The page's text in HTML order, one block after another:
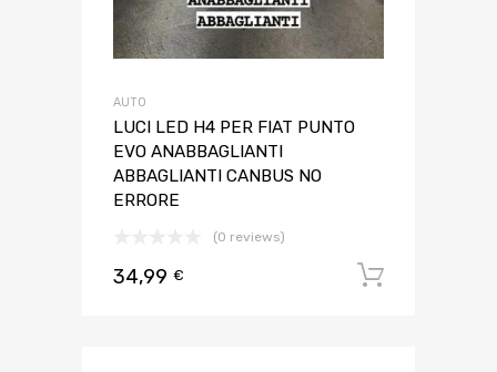
AUTO
LUCI LED H4 PER FIAT PUNTO
EVO ANABBAGLIANTI
ABBAGLIANTI CANBUS NO
ERRORE
(0 reviews)
34,99 €